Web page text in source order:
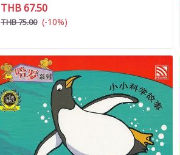
THB 67.50
THB 75.00 (-10%)